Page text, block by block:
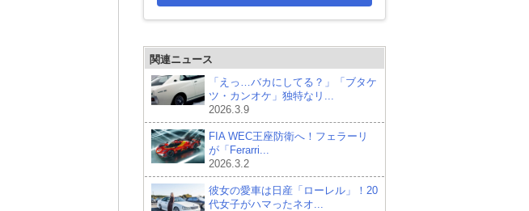
関連ニュース
「えっ…バカにしてる？」「ブタケ
ツ・カンオケ」独特なリ...
2026.3.9
FIA WEC王座防衛へ！フェラーリ
が「Ferarri...
2026.3.2
彼女の愛車は日産「ローレル」！20
代女子がハマったネオ...